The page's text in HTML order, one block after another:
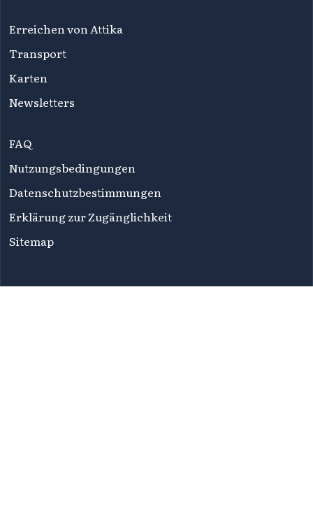
Erreichen von Attika
Transport
Karten
Newsletters
FAQ
Nutzungsbedingungen
Datenschutzbestimmungen
Erklärung zur Zugänglichkeit
Sitemap